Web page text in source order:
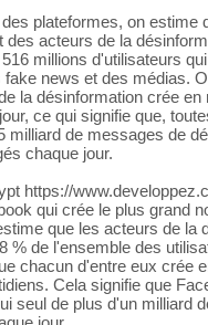
plateformes, on estime
des acteurs de la
millions d'utilisateurs
news et des médias.
la désinformation crée en
ce qui signifie que,
milliard de messages de
chaque jour.
https://
qui crée le plus grand
que les acteurs de la
% de l'ensemble des
chacun d'entre eux crée
Cela signifie que
seul de plus d'un milliard